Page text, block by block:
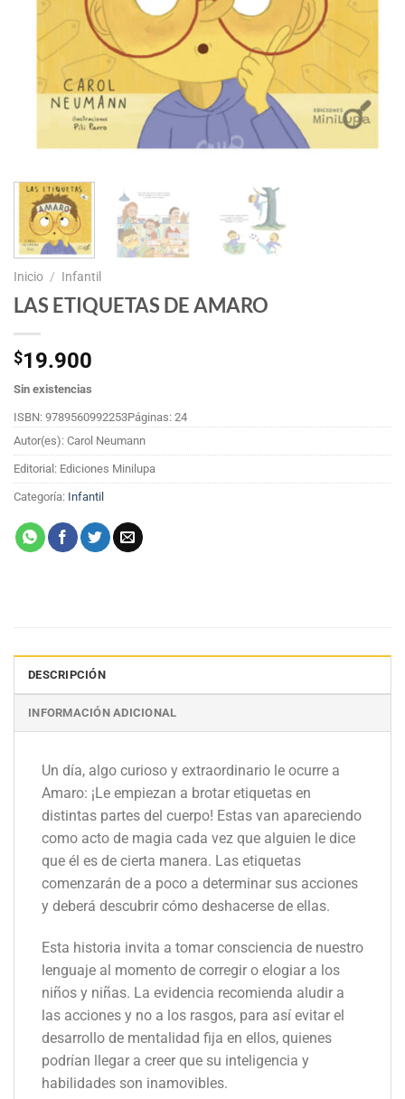
Inicio / Infantil
LAS ETIQUETAS DE AMARO
$19.900
Sin existencias
ISBN: 9789560992253Páginas: 24
Autor(es): Carol Neumann
Editorial: Ediciones Minilupa
Categoría: Infantil
DESCRIPCIÓN
INFORMACIÓN ADICIONAL
Un día, algo curioso y extraordinario le ocurre a
Amaro: ¡Le empiezan a brotar etiquetas en
distintas partes del cuerpo! Estas van apareciendo
como acto de magia cada vez que alguien le dice
que él es de cierta manera. Las etiquetas
comenzarán de a poco a determinar sus acciones
y deberá descubrir cómo deshacerse de ellas.
Esta historia invita a tomar consciencia de nuestro
lenguaje al momento de corregir o elogiar a los
niños y niñas. La evidencia recomienda aludir a
las acciones y no a los rasgos, para así evitar el
desarrollo de mentalidad fija en ellos, quienes
podrían llegar a creer que su inteligencia y
habilidades son inamovibles.